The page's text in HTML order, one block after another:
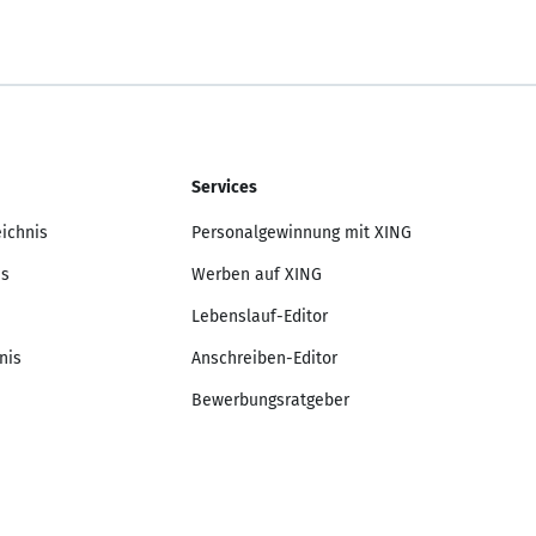
Services
Personalgewinnung mit XING
Werben auf XING
Lebenslauf-Editor
Anschreiben-Editor
Bewerbungsratgeber